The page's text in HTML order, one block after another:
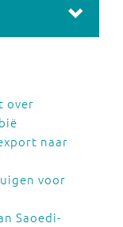
over
naar
voor
Saoedi-